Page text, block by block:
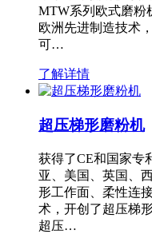
MTW系列欧式磨粉
欧洲先进制造技术
可…
了解详情
超压梯形磨粉机
获得了CE和国家专
亚、美国、英国、
形工作面、柔性连
术，开创了超压梯
超压…